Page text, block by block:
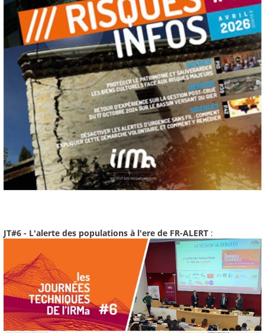
JT#6 - L'alerte des populations à l'ere de FR-ALERT :